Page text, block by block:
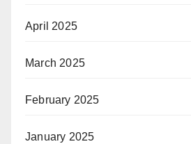
April 2025
March 2025
February 2025
January 2025